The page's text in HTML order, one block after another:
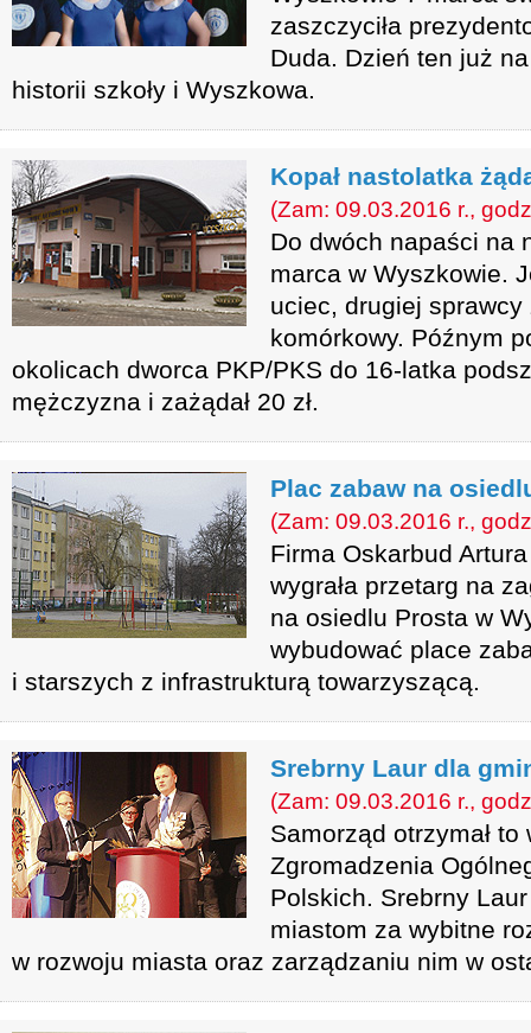
zaszczyciła
Duda. Dzień ten już
historii szkoły i Wyszkowa.
Kopał nastolatka
(Zam: 09.03.2016 r.,
Do dwóch napaści na
marca w Wyszkowie.
uciec, drugiej sprawcy
komórkowy. Późnym
okolicach dworca PKP/PKS do 16-latka
mężczyzna i zażądał 20 zł.
Plac zabaw na
(Zam: 09.03.2016 r.,
Firma Oskarbud
wygrała przetarg na
na osiedlu Prosta w
wybudować place
i starszych z infrastrukturą towarzyszącą.
Srebrny Laur dla
(Zam: 09.03.2016 r.,
Samorząd otrzymał
Zgromadzenia
Polskich. Srebrny
miastom za wybitne
w rozwoju miasta oraz zarządzaniu nim w